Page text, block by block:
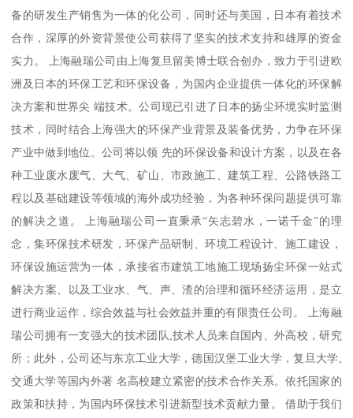
备的研发生产销售为一体的化公司，同时还与美国，日本有着技术
合作，深厚的外资背景使公司获得了坚实的技术支持和雄厚的资金
实力。 上海融瑞公司由上海复旦留美博士联合创办，致力于引进欧
洲及日本的环保工艺和环保设备，为国内企业提供一体化的环保解
决方案和世界尖 端技术。公司现已引进了日本的扬尘环境实时监测
技术，同时结合上海强大的环保产业背景及装备优势，力争在环保
产业中做到地位。公司将以领 先的环保设备和设计方案，以及在各
种工业废水废气、大气、矿山、市政施工、建筑工程、公路铁路工
程以及基础建设等领域的海外成功经验，为各种环保问题提供可靠
的解决之道。 上海融瑞公司一直秉承“矢志碧水，一诺千金”的理
念，集环保技术研发，环保产品研制、环境工程设计、施工建设，
环保设施运营为一体，承接省市建筑工地施工现场扬尘环保一站式
解决方案、以及工业水、气、声、渣的治理和循环经济运用，是立
进行商业运作，综合效益与社会效益并重的有限责任公司。 上海融
瑞公司拥有一支强大的技术团队,技术人员来自国内、外高校，研究
所；此外，公司还与东京工业大学，德国汉堡工业大学，复旦大学,
交通大学等国内外著 名高校建立紧密的技术合作关系。依托国家的
政策和扶持，为国内环保技术引进新型技术贡献力量。 借助于我们